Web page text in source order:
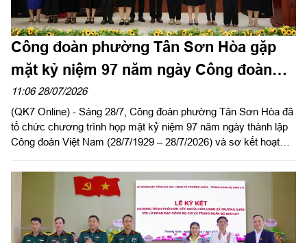
Công đoàn phường Tân Sơn Hòa gặp
mặt kỷ niệm 97 năm ngày Công đoàn
Việt Nam
11:06 28/07/2026
(QK7 Online) - Sáng 28/7, Công đoàn phường Tân Sơn Hòa đã
tổ chức chương trình họp mặt kỷ niệm 97 năm ngày thành lập
Công đoàn Việt Nam (28/7/1929 – 28/7/2026) và sơ kết hoạt